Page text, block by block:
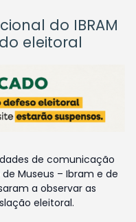
do IBRAM
eleitoral
de comunicação
Museus – Ibram e de
a observar as
eleitoral.